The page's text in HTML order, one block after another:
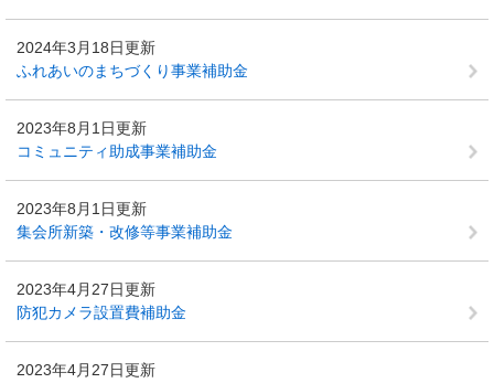
2024年3月18日更新
ふれあいのまちづくり事業補助金
2023年8月1日更新
コミュニティ助成事業補助金
2023年8月1日更新
集会所新築・改修等事業補助金
2023年4月27日更新
防犯カメラ設置費補助金
2023年4月27日更新